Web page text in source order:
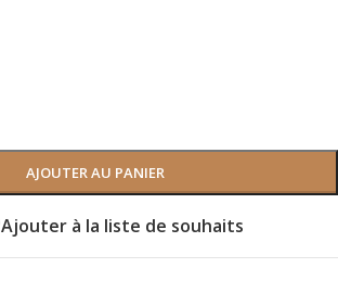
AJOUTER AU PANIER
Ajouter à la liste de souhaits